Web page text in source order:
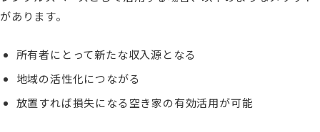
があります。
所有者にとって新たな収入源となる
地域の活性化につながる
放置すれば損失になる空き家の有効活用が可能